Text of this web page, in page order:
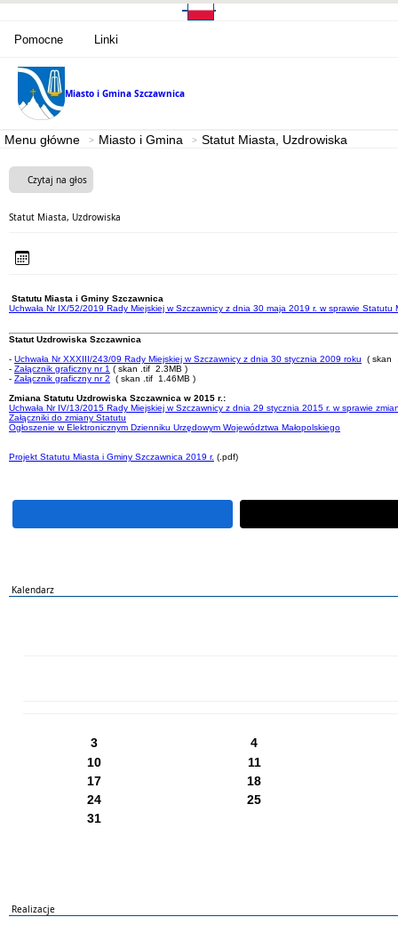
Pomocne Linki
Miasto i Gmina Szczawnica
Menu główne Miasto i Gmina Statut Miasta, Uzdrowiska
Czytaj na głos
Statut Miasta, Uzdrowiska
Statutu Miasta i Gminy Szczawnica
Uchwała Nr IX/52/2019 Rady Miejskiej w Szczawnicy z dnia 30 maja 2019 r. w sprawie Statutu
Statut Uzdrowiska Szczawnica
- Uchwała Nr XXXIII/243/09 Rady Miejskiej w Szczawnicy z dnia 30 stycznia 2009 roku ( skan
- Załącznik graficzny nr 1 ( skan .tif 2.3MB )
- Załącznik graficzny nr 2 ( skan .tif 1.46MB )
Zmiana Statutu Uzdrowiska Szczawnica w 2015 r.:
Uchwała Nr IV/13/2015 Rady Miejskiej w Szczawnicy z dnia 29 stycznia 2015 r. w sprawie
Załączniki do zmiany Statutu
Ogłoszenie w Elektronicznym Dzienniku Urzędowym Województwa Małopolskiego
Projekt Statutu Miasta i Gminy Szczawnica 2019 r. (.pdf)
Kalendarz
3
4
10
11
17
18
24
25
31
Realizacje